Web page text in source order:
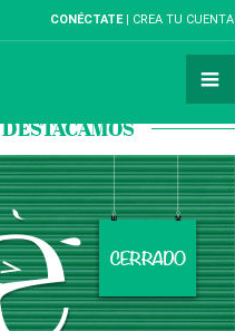
CONÉCTATE CREA TU CUENTA
DESTACAMOS